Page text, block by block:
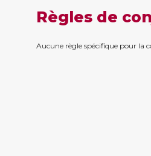
Règles de
Aucune règle spécifique pour la